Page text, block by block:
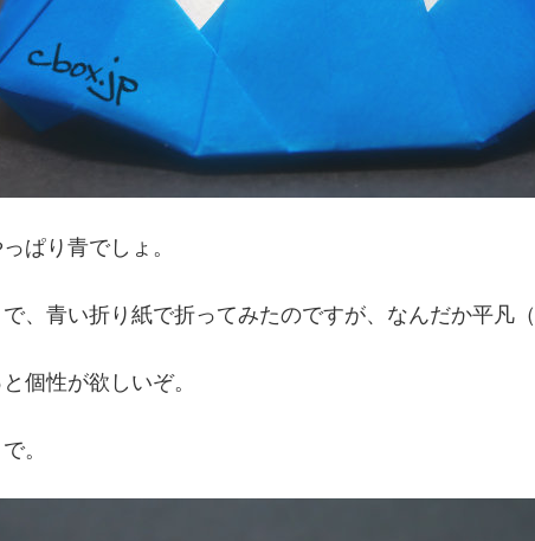
ぱり青でしょ。
、青い折り紙で折ってみたのですが、なんだか平凡（
個性が欲しいぞ。
。